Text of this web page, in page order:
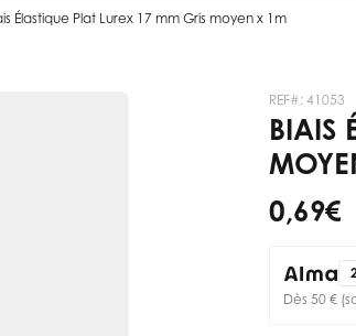
Élastique Plat Lurex 17 mm Gris moyen x 1m
REF#: 41053
BIAIS
0,69 €
Dès 50 €